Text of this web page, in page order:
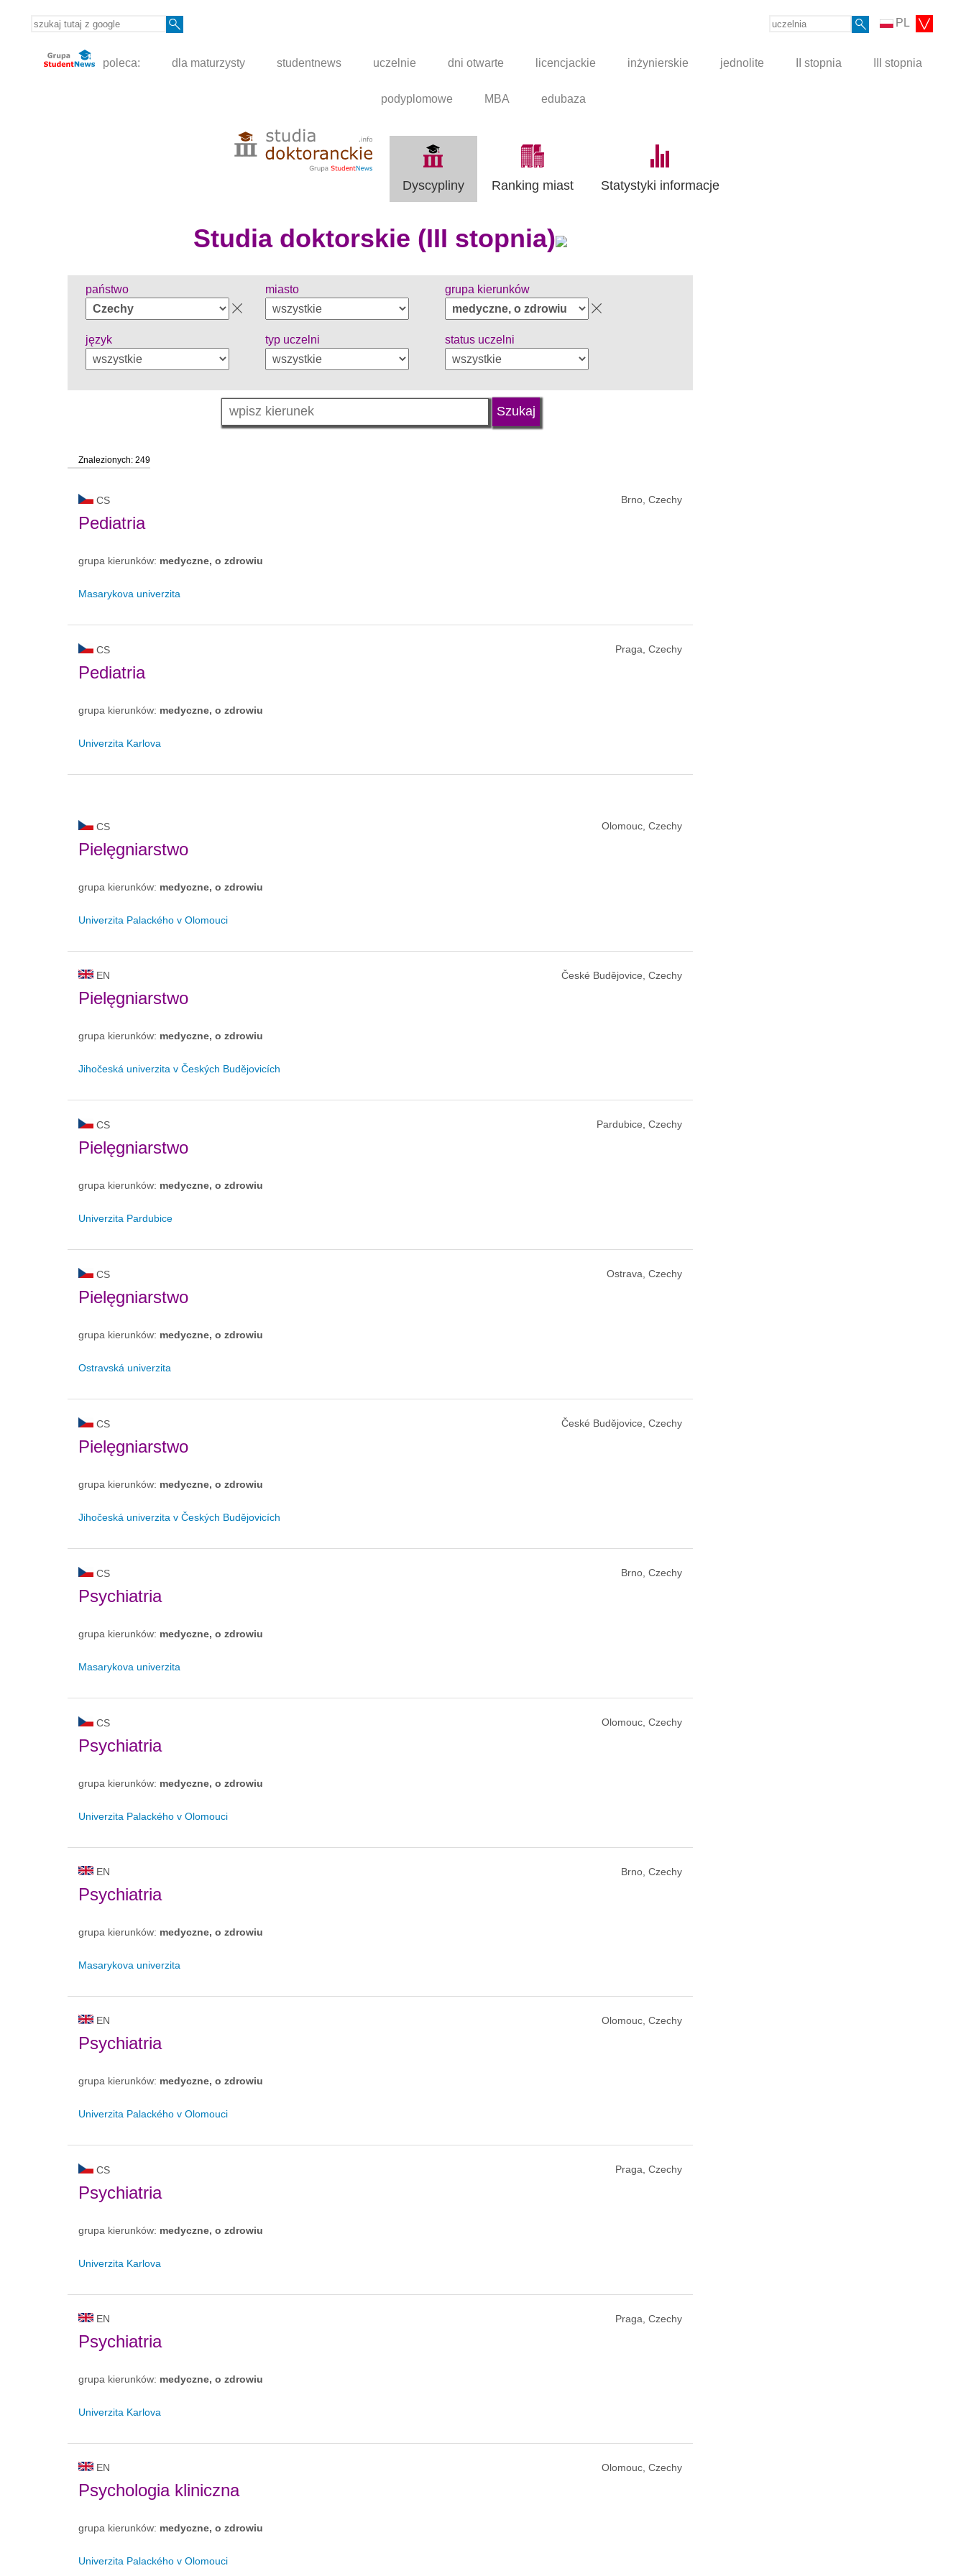
PL
poleca: dla maturzysty studentnews uczelnie dni otwarte licencjackie inżynierskie jednolite II stopnia III stopnia
podyplomowe MBA edubaza
Dyscypliny Ranking miast Statystyki informacje
Studia doktorskie (III stopnia)
państwo miasto grupa kierunków
język typ uczelni status uczelni
Znalezionych: 249
CS Brno, Czechy
Pediatria
grupa kierunków: medyczne, o zdrowiu
Masarykova univerzita
CS Praga, Czechy
Pediatria
grupa kierunków: medyczne, o zdrowiu
Univerzita Karlova
CS Olomouc, Czechy
Pielęgniarstwo
grupa kierunków: medyczne, o zdrowiu
Univerzita Palackého v Olomouci
EN České Budějovice, Czechy
Pielęgniarstwo
grupa kierunków: medyczne, o zdrowiu
Jihočeská univerzita v Českých Budějovicích
CS Pardubice, Czechy
Pielęgniarstwo
grupa kierunków: medyczne, o zdrowiu
Univerzita Pardubice
CS Ostrava, Czechy
Pielęgniarstwo
grupa kierunków: medyczne, o zdrowiu
Ostravská univerzita
CS České Budějovice, Czechy
Pielęgniarstwo
grupa kierunków: medyczne, o zdrowiu
Jihočeská univerzita v Českých Budějovicích
CS Brno, Czechy
Psychiatria
grupa kierunków: medyczne, o zdrowiu
Masarykova univerzita
CS Olomouc, Czechy
Psychiatria
grupa kierunków: medyczne, o zdrowiu
Univerzita Palackého v Olomouci
EN Brno, Czechy
Psychiatria
grupa kierunków: medyczne, o zdrowiu
Masarykova univerzita
EN Olomouc, Czechy
Psychiatria
grupa kierunków: medyczne, o zdrowiu
Univerzita Palackého v Olomouci
CS Praga, Czechy
Psychiatria
grupa kierunków: medyczne, o zdrowiu
Univerzita Karlova
EN Praga, Czechy
Psychiatria
grupa kierunków: medyczne, o zdrowiu
Univerzita Karlova
EN Olomouc, Czechy
Psychologia kliniczna
grupa kierunków: medyczne, o zdrowiu
Univerzita Palackého v Olomouci